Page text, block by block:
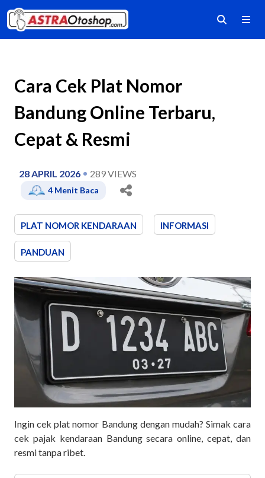
Cara Cek Plat Nomor
Bandung Online Terbaru,
Cepat & Resmi
28 APRIL 2026 289VIEWS
4 Menit Baca
PLAT NOMOR KENDARAAN INFORMASI
PANDUAN
Ingin cek plat nomor Bandung dengan mudah? Simak cara
cek pajak kendaraan Bandung secara online, cepat, dan
resmi tanpa ribet.